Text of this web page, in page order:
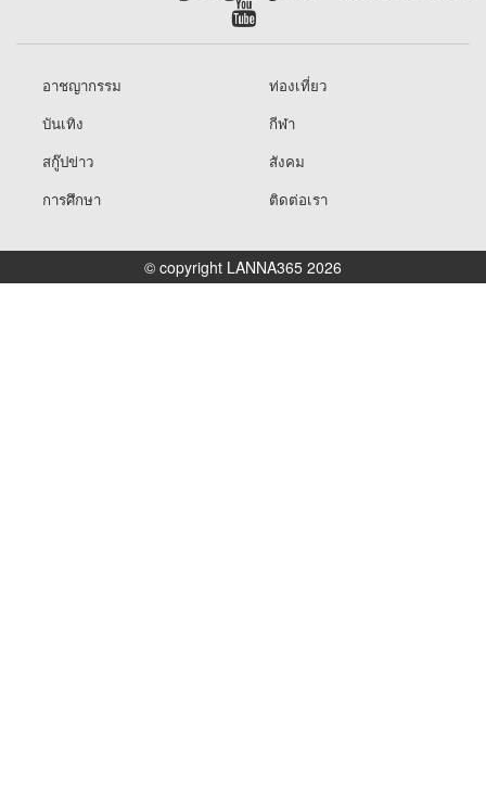
อาชญากรรม
ท่องเที่ยว
บันเทิง
กีฬา
สกู๊ปข่าว
สังคม
การศึกษา
ติดต่อเรา
© copyright LANNA365 2026